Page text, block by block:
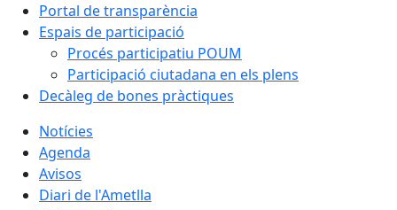
Portal de transparència
Espais de participació
Procés participatiu POUM
Participació ciutadana en els plens
Decàleg de bones pràctiques
Notícies
Agenda
Avisos
Diari de l'Ametlla